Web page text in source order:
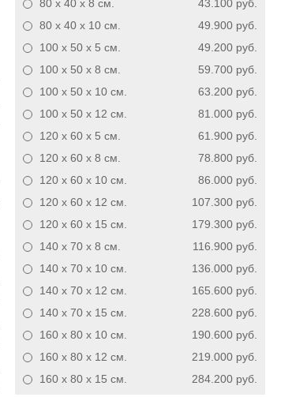
43.100 руб.
80 x 40 x 8 см.
49.900 руб.
80 x 40 x 10см.
49.200 руб.
100 x 50 x 5 см.
59.700 руб.
100 x 50 x 8 см.
63.200 руб.
100 x 50 x 10см.
81.000 руб.
100 x 50 x 12 см.
61.900 руб.
120 x 60 x 5 см.
78.800 руб.
120 x 60 x 8 см.
86.000 руб.
120 x 60 x 10см.
107.300 руб.
120 x 60 x 12 см.
179.300 руб.
120 x 60 x 15 см.
116.900 руб.
140 x 70 x 8 см.
136.000 руб.
140 x 70 x 10см.
165.600 руб.
140 x 70 x 12 см.
228.600 руб.
140 x 70 x 15 см.
190.600 руб.
160 x 80 x 10см.
219.000 руб.
160 x 80 x 12 см.
284.200 руб.
160 x 80 x 15 см.